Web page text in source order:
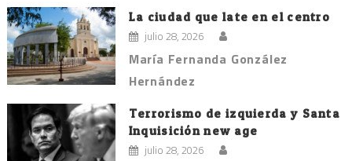
La ciudad que late en el centro
julio 28, 2026
María Fernanda González
Hernández
Terrorismo de izquierda y Santa
Inquisición new age
julio 28, 2026